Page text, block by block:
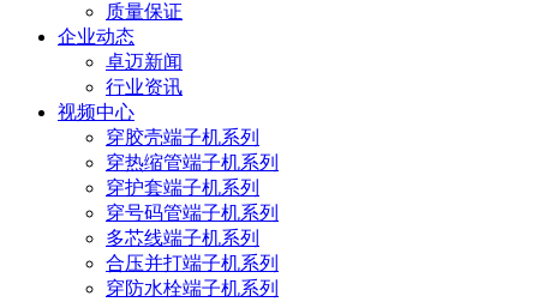
质量保证
企业动态
卓迈新闻
行业资讯
视频中心
穿胶壳端子机系列
穿热缩管端子机系列
穿护套端子机系列
穿号码管端子机系列
多芯线端子机系列
合压并打端子机系列
穿防水栓端子机系列